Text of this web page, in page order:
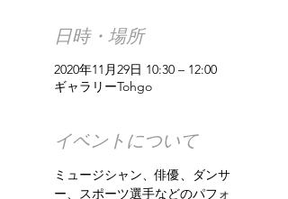
日時・場所
2020年11月29日 10:30 – 12:00
ギャラリーTohgo
イベントについて
ミュージシャン、俳優、ダンサ
ー、スポーツ選手などのパフォ